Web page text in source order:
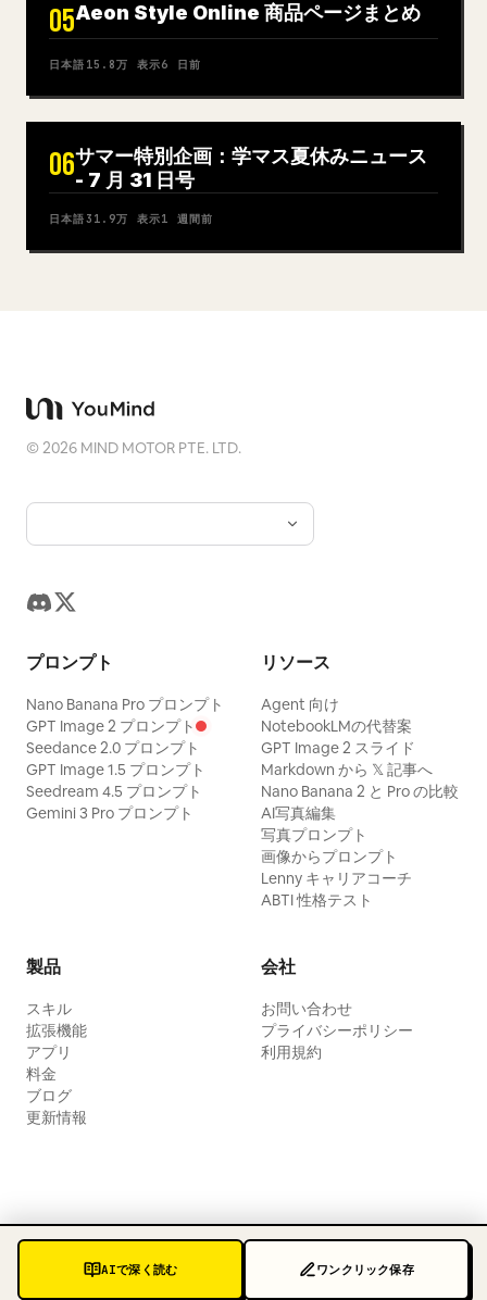
AIで深く読む ワンクリック保存
05Aeon Style Online 商品ページまとめ
日本語 15.8万 表示6 日前
06サマー特別企画：学マス夏休みニュース
- 7 月 31 日号
日本語31.9万 表示1 週間前
©2026 MIND MOTOR PTE. LTD.
プロンプト
Nano Banana Pro プロンプト
GPT Image 2 プロンプト
Seedance 2.0 プロンプト
GPT Image 1.5 プロンプト
Seedream 4.5 プロンプト
Gemini 3 Pro プロンプト
リソース
Agent 向け
NotebookLMの代替案
GPT Image 2 スライド
Markdown から 𝕏 記事へ
Nano Banana 2 と Pro の比較
AI写真編集
写真プロンプト
画像からプロンプト
Lenny キャリアコーチ
ABTI 性格テスト
製品
スキル
拡張機能
アプリ
料金
ブログ
更新情報
会社
お問い合わせ
プライバシーポリシー
利用規約